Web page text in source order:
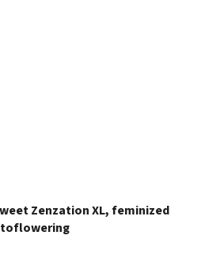
Zenzation XL, feminized